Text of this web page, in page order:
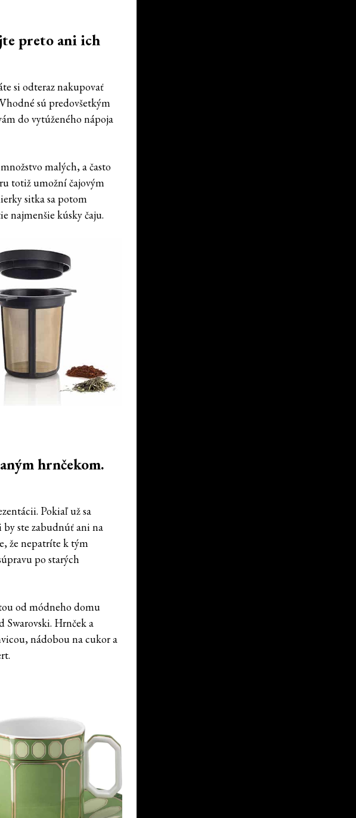
preto ani ich
si odteraz nakupovať
sú predovšetkým
do vytúženého nápoja
malých, a často
totiž umožní čajovým
sitka sa potom
najmenšie kúsky čaju.
hrnčekom.
Pokiaľ už sa
by ste zabudnúť ani na
že nepatríte k tým
po starých
od módneho domu
Swarovski. Hrnček a
nádobou na cukor a